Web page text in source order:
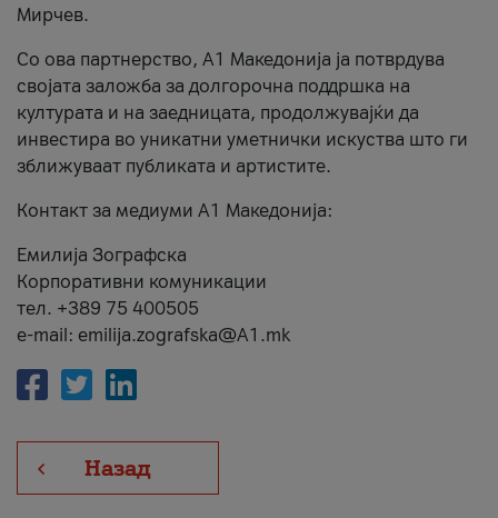
Мирчев.
Со ова партнерство, A1 Македонија ја потврдува
својата заложба за долгорочна поддршка на
културата и на заедницата, продолжувајќи да
инвестира во уникатни уметнички искуства што ги
зближуваат публиката и артистите.
Контакт за медиуми А1 Македонија:
Емилија Зографска
Корпоративни комуникации
тел. +389 75 400505
e-mail: emilija.zografska@A1.mk
Назад